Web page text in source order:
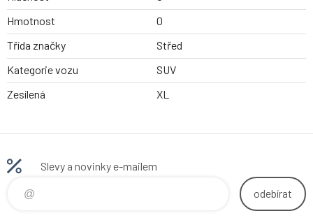
Hmotnost
0
Třída značky
Střed
Kategorie vozu
SUV
Zesílená
XL
Slevy a novinky e-mailem
odebírat